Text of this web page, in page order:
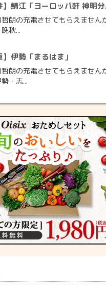
】鯖江「ヨーロッパ軒 神明分
哲朗の充電させてもらえません
秋...
】伊勢「まるはま」
哲朗の充電させてもらえません
・志...